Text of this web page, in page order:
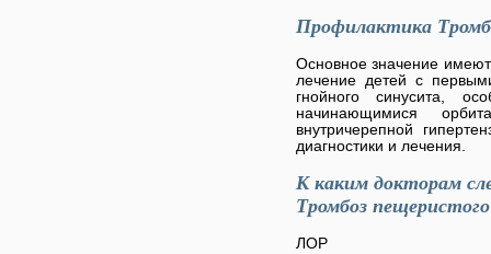
Профилактика
Основное значение
лечение детей с
гнойного синусита,
начинающимися
внутричерепной
диагностики и лечения.
К каким докторам
Тромбоз
ЛОР